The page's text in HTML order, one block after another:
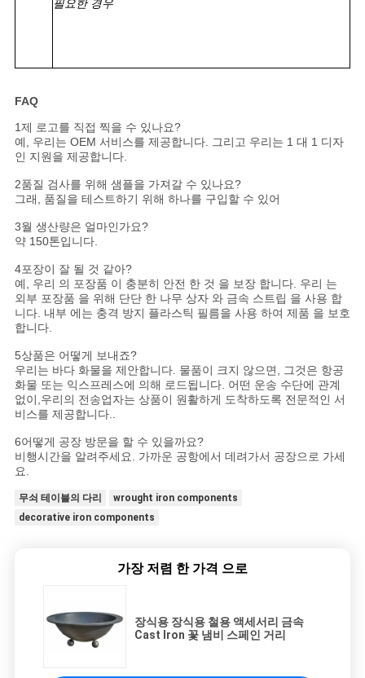
필요한 경우
FAQ
1제 로고를 직접 찍을 수 있나요?
예, 우리는 OEM 서비스를 제공합니다. 그리고 우리는 1 대 1 디자
인 지원을 제공합니다.
2품질 검사를 위해 샘플을 가져갈 수 있나요?
그래, 품질을 테스트하기 위해 하나를 구입할 수 있어
3월 생산량은 얼마인가요?
약 150톤입니다.
4포장이 잘 될 것 같아?
예, 우리 의 포장품 이 충분히 안전 한 것 을 보장 합니다. 우리 는
외부 포장품 을 위해 단단 한 나무 상자 와 금속 스트립 을 사용 합
니다. 내부 에는 충격 방지 플라스틱 필름을 사용 하여 제품 을 보호
합니다.
5상품은 어떻게 보내죠?
우리는 바다 화물을 제안합니다. 물품이 크지 않으면, 그것은 항공
화물 또는 익스프레스에 의해 로드됩니다. 어떤 운송 수단에 관계
없이,우리의 전송업자는 상품이 원활하게 도착하도록 전문적인 서
비스를 제공합니다..
6어떻게 공장 방문을 할 수 있을까요?
비행시간을 알려주세요. 가까운 공항에서 데려가서 공장으로 가세
요.
무쇠 테이블의 다리
wrought iron components
decorative iron components
가장 저렴 한 가격 으로
장식용 장식용 철용 액세서리 금속
Cast Iron 꽃 냄비 스페인 거리